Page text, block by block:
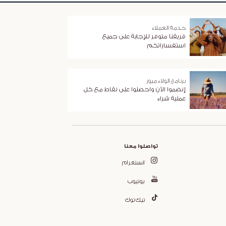
خدمة العملاء
فريقنا متوفر للإجابة على جميع
استفساراتكم
برنامج الولاء ميوز
إنضموا الآن واحصلوا على نقاط مع كل
عملية شراء
تواصلوا معنا
انستغرام
يوتيوب
تيك توك